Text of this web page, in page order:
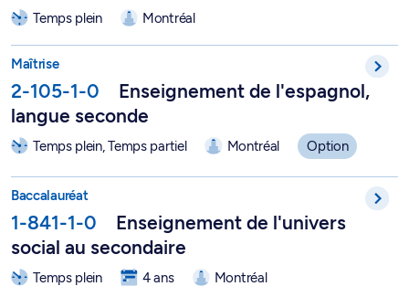
Temps plein Montréal
Maîtrise
2-105-1-0
Enseignement de l'espagnol,
langue seconde
Temps plein, Temps partiel Montréal Option
Baccalauréat en enseignement de l'univers social au
Baccalauréat
1-841-1-0
Enseignement de l'univers
social au secondaire
Temps plein 4 ans Montréal